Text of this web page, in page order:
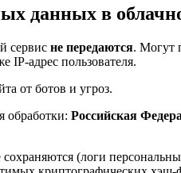
данных в
сервис не передаются. Могут
IP-адрес пользователя.
от ботов и угроз.
обработки: Российская
(логи